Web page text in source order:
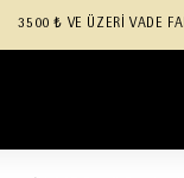
3500 ₺ VE ÜZERİ VADE